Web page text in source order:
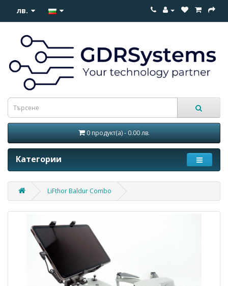
лв.
0 продукт(а) - 0.00 лв.
Категории
LiFthor Baldur Combo